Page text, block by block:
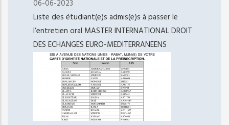
06-06-2023
Liste des étudiant(e)s admis(e)s à passer le
l’entretien oral MASTER INTERNATIONAL DROIT
DES ECHANGES EURO-MEDITERRANEENS